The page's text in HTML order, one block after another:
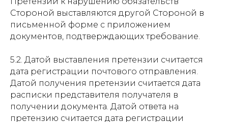
Стороной выставляются другой Стороной в
письменной форме с приложением
документов, подтверждающих требование.
5.2. Датой выставления претензии считается
дата регистрации почтового отправления.
Датой получения претензии считается дата
расписки представителя получателя в
получении документа. Датой ответа на
претензию считается дата регистрации